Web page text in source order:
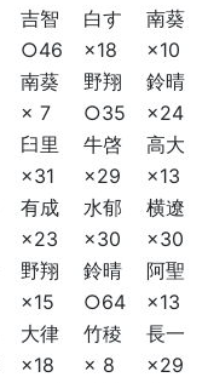
吉智 白す
南葵
○46 ×18
×10
南葵 野翔
鈴晴
× 7 ○35
×24
臼里 牛啓
高大
×31 ×29
×13
有成 水郁
横遼
×23 ×30
×30
野翔 鈴晴
阿聖
×15 ○64
×13
大律 竹稜
長一
×18 × 8
×29